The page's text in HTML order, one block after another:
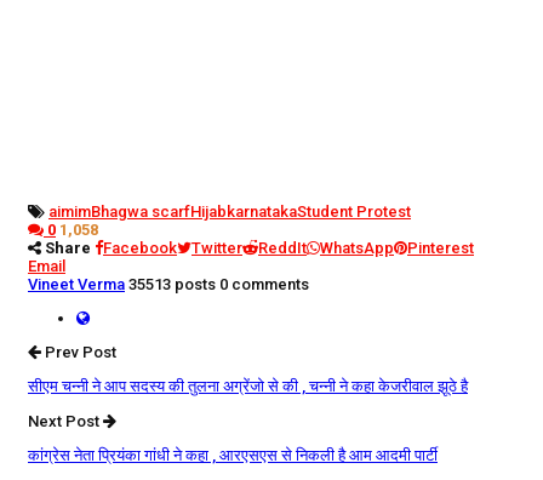
aimimBhagwa scarfHijab karnatakaStudent Protest
0 1,058
Share
Facebook Twitter ReddIt WhatsApp
Pinterest
Email
Vineet Verma 35513 posts 0 comments
Prev Post
सीएम चन्नी ने आप सदस्य की तुलना अग्रेंजो से की , चन्नी ने कहा केजरीवाल झूठे है
Next Post
कांग्रेस नेता प्रियंका गांधी ने कहा , आरएसएस से निकली है आम आदमी पार्टी